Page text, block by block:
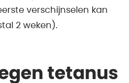
verschijnselen kan
2 weken).
tetanus